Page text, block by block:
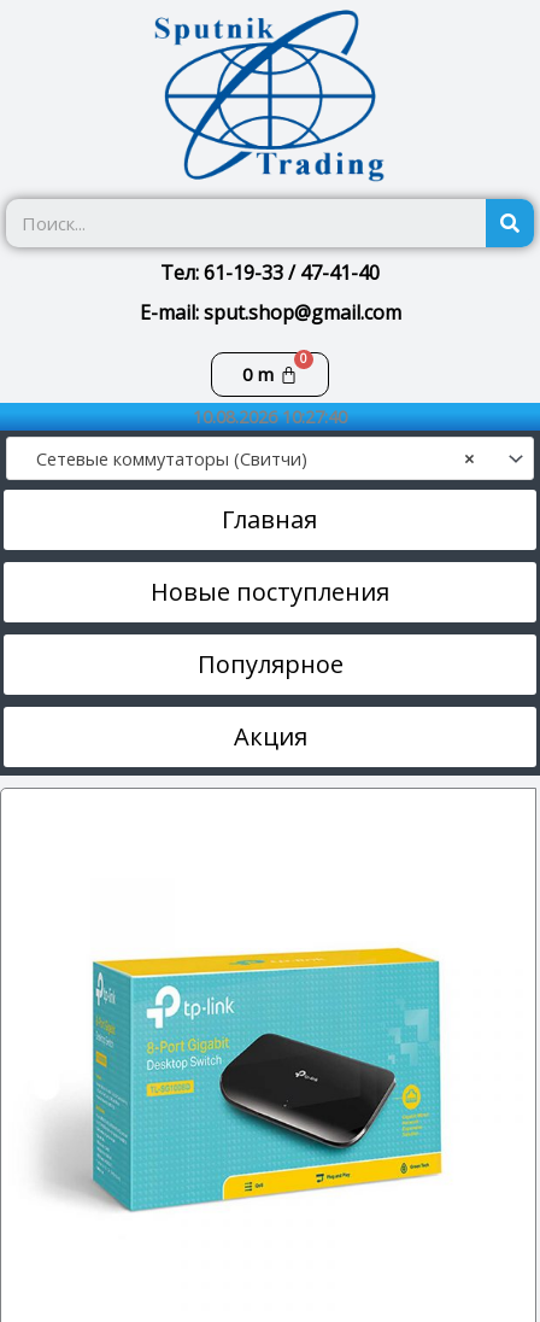
Тел: 61-19-33 / 47-41-40
E-mail: sput.shop@gmail.com
0m
Корзина
10.08.2026 10:27:40
×
Сетевые коммутаторы (Свитчи)
Главная
Новые поступления
Популярное
Акция